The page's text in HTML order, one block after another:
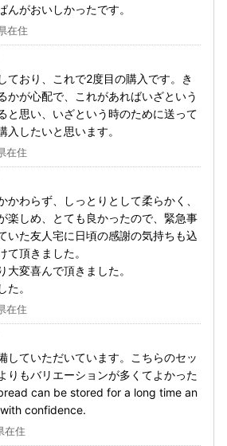
んがおいしかったです。
在住
ており、これで2度目の購入です。き
かが心配で、これがあればいざという
と思い、いざという時のために送って
入したいと思います。
在住
かわらず、しっとりとして柔らかく、
楽しめ、とても良かったので、緊急事
いた友人宅に日頃の感謝の気持ちも込
て頂きました。
大変喜んで頂きました。
た。
在住
していただいています。こちらのセッ
りもバリエーションが多くてよかった
can be stored for a long time an
confidence.
在住